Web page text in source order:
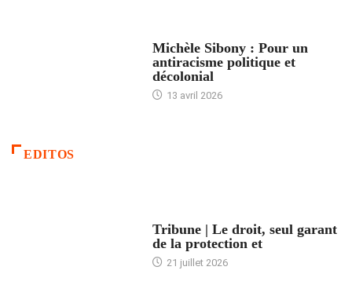
Michèle Sibony : Pour un
antiracisme politique et
décolonial
13 avril 2026
EDITOS
Tribune | Le droit, seul garant
de la protection et
21 juillet 2026